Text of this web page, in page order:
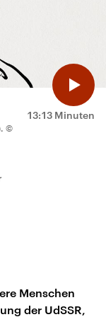
13:13 Minuten
©
Menschen
der UdSSR,